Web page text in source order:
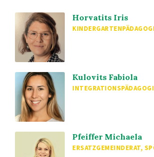
Horvatits Iris
Kulovits Fabiola
Pfeiffer Michaela
ERSATZGEMEINDERAT,